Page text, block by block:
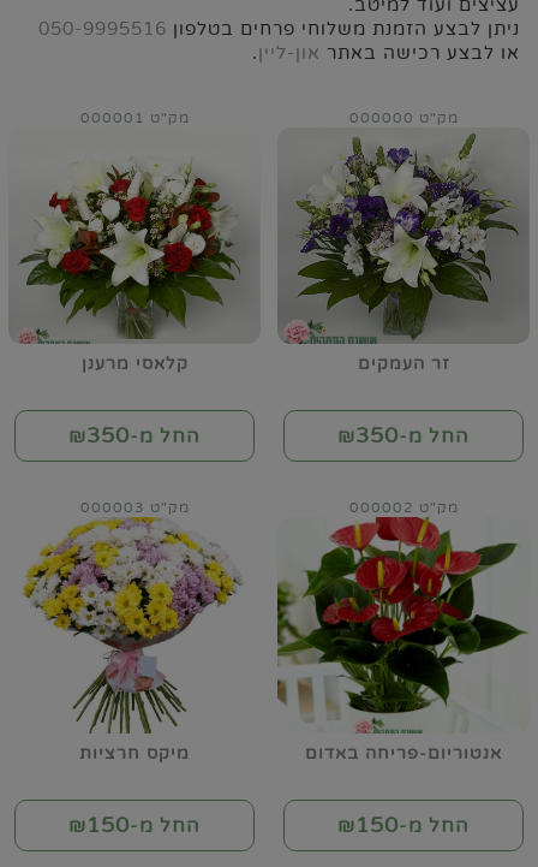
עציצים ועוד למיטב.
ניתן לבצע הזמנת משלוחי פרחים בטלפון 050-9995516
או לבצע רכישה באתר און-ליין.
זר העמקים
מק"ט 000000
החל מ-₪350
קלאסי מרענן
מק"ט 000001
החל מ-₪350
אנטוריום-פריחה באדום
מק"ט 000002
החל מ-₪150
מיקס חרציות
מק"ט 000003
החל מ-₪150